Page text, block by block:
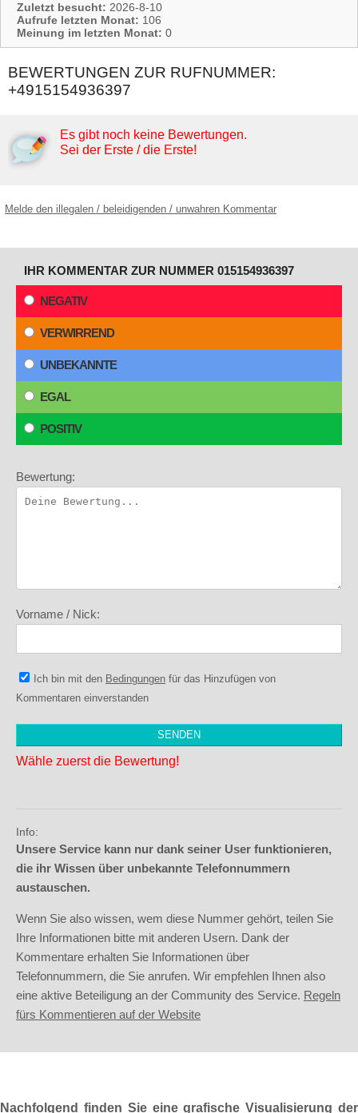
Zuletzt besucht: 2026-8-10
Aufrufe letzten Monat: 106
Meinung im letzten Monat: 0
BEWERTUNGEN ZUR RUFNUMMER:
+4915154936397
Es gibt noch keine Bewertungen.
Sei der Erste / die Erste!
Melde den illegalen / beleidigenden / unwahren Kommentar
IHR KOMMENTAR ZUR NUMMER 015154936397
NEGATIV
VERWIRREND
UNBEKANNTE
EGAL
POSITIV
Bewertung:
Vorname / Nick:
Ich bin mit den Bedingungen für das Hinzufügen von
Kommentaren einverstanden
Wähle zuerst die Bewertung!
Info:
Unsere Service kann nur dank seiner User funktionieren,
die ihr Wissen über unbekannte Telefonnummern
austauschen.
Wenn Sie also wissen, wem diese Nummer gehört, teilen Sie
Ihre Informationen bitte mit anderen Usern. Dank der
Kommentare erhalten Sie Informationen über
Telefonnummern, die Sie anrufen. Wir empfehlen Ihnen also
eine aktive Beteiligung an der Community des Service. Regeln
fürs Kommentieren auf der Website
Nachfolgend finden Sie eine grafische Visualisierung der